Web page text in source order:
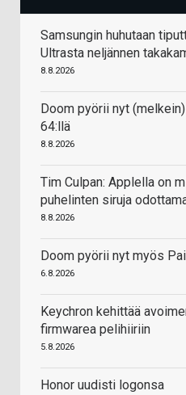
Samsungin huhutaan
Ultrasta neljännen
8.8.2026
Doom pyörii nyt
64:llä
8.8.2026
Tim Culpan: Applella on
puhelinten siruja
8.8.2026
Doom pyörii nyt myös
6.8.2026
Keychron kehittää
firmwarea pelihiiriin
5.8.2026
Honor uudisti logonsa